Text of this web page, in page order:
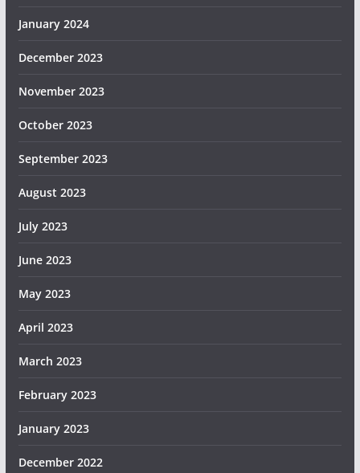
January 2024
December 2023
November 2023
October 2023
September 2023
August 2023
July 2023
June 2023
May 2023
April 2023
March 2023
February 2023
January 2023
December 2022